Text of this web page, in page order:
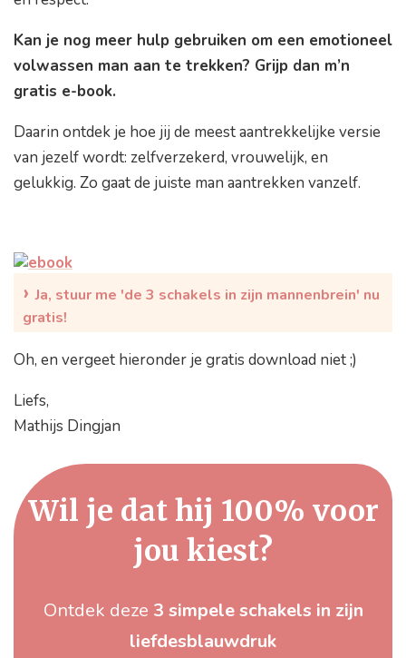
Kan je nog meer hulp gebruiken om een emotioneel
volwassen man aan te trekken? Grijp dan m’n
gratis e-book.
Daarin ontdek je hoe jij de meest aantrekkelijke versie
van jezelf wordt: zelfverzekerd, vrouwelijk, en
gelukkig. Zo gaat de juiste man aantrekken vanzelf.
›Ja, stuur me 'de 3 schakels in zijn mannenbrein' nu
gratis!
Oh, en vergeet hieronder je gratis download niet ;)
Liefs,
Mathijs Dingjan
Wil je dat hij 100% voor
jou kiest?
Ontdek deze 3 simpele schakels in zijn
liefdesblauwdruk